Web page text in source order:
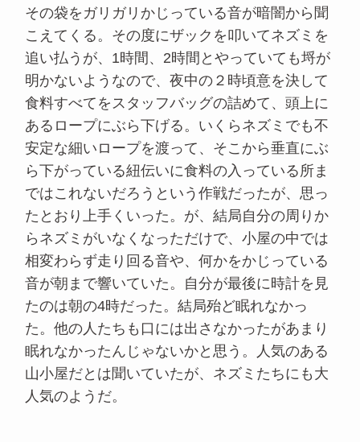
その袋をガリガリかじっている音が暗闇から聞
こえてくる。その度にザックを叩いてネズミを
追い払うが、1時間、2時間とやっていても埒が
明かないようなので、夜中の２時頃意を決して
食料すべてをスタッフバッグの詰めて、頭上に
あるロープにぶら下げる。いくらネズミでも不
安定な細いロープを渡って、そこから垂直にぶ
ら下がっている紐伝いに食料の入っている所ま
ではこれないだろうという作戦だったが、思っ
たとおり上手くいった。が、結局自分の周りか
らネズミがいなくなっただけで、小屋の中では
相変わらず走り回る音や、何かをかじっている
音が朝まで響いていた。自分が最後に時計を見
たのは朝の4時だった。結局殆ど眠れなかっ
た。他の人たちも口には出さなかったがあまり
眠れなかったんじゃないかと思う。人気のある
山小屋だとは聞いていたが、ネズミたちにも大
人気のようだ。